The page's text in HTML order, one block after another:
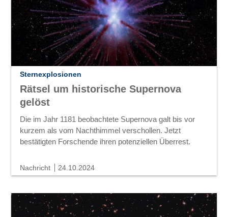
Sternexplosionen
Rätsel um historische Supernova
gelöst
Die im Jahr 1181 beobachtete Supernova galt bis vor
kurzem als vom Nachthimmel verschollen. Jetzt
bestätigten Forschende ihren potenziellen Überrest.
Nachricht 24.10.2024